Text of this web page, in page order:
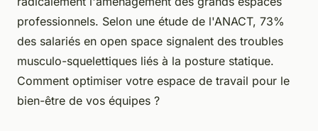
professionnels. Selon une étude de l'ANACT, 73%
des salariés en open space signalent des troubles
musculo-squelettiques liés à la posture statique.
Comment optimiser votre espace de travail pour le
bien-être de vos équipes ?